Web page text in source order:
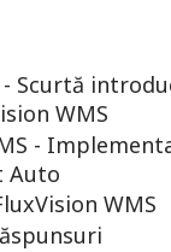
Scurtă
WMS
-
Auto
WMS